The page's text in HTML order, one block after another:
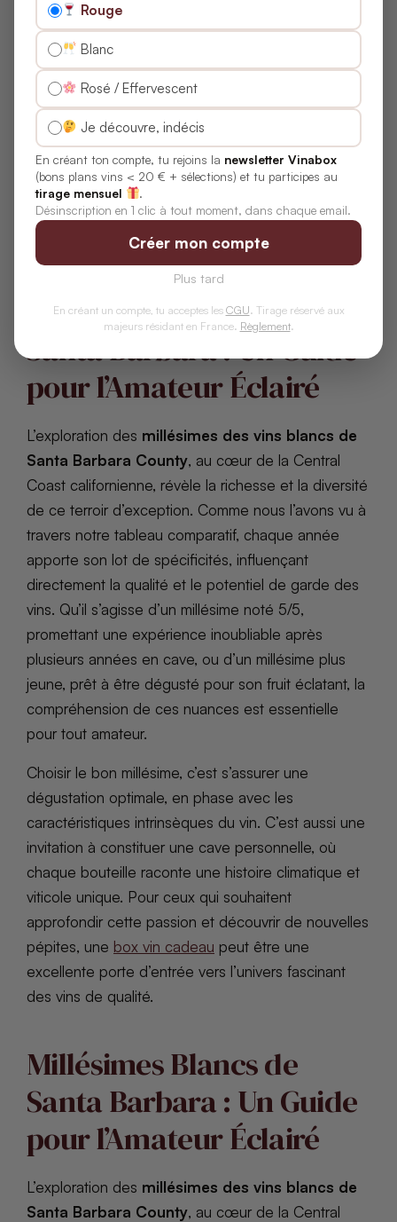
Quelles sont les principales
caractéristiques du terroir de Santa
Barbara County pour les vins blancs ?
Quels cépages blancs sont les plus
cultivés dans cette région ?
Comment le climat de Santa Barbara
County influence-t-il le profil des vins
blancs ?
Millésimes Blancs de
Santa Barbara : Un Guide
pour l’Amateur Éclairé
L’exploration des millésimes des vins blancs de
Santa Barbara County, au cœur de la Central
Coast californienne, révèle la richesse et la diversité
de ce terroir d’exception. Comme nous l’avons vu à
travers notre tableau comparatif, chaque année
apporte son lot de spécificités, influençant
directement la qualité et le potentiel de garde des
vins. Qu’il s’agisse d’un millésime noté 5/5,
promettant une expérience inoubliable après
plusieurs années en cave, ou d’un millésime plus
jeune, prêt à être dégusté pour son fruit éclatant, la
compréhension de ces nuances est essentielle
pour tout amateur.
Choisir le bon millésime, c’est s’assurer une
dégustation optimale, en phase avec les
caractéristiques intrinsèques du vin. C’est aussi une
invitation à constituer une cave personnelle, où
chaque bouteille raconte une histoire climatique et
viticole unique. Pour ceux qui souhaitent
approfondir cette passion et découvrir de nouvelles
pépites, une box vin cadeau peut être une
excellente porte d’entrée vers l’univers fascinant
des vins de qualité.
Millésimes Blancs de
Santa Barbara : Un Guide
pour l’Amateur Éclairé
L’exploration des millésimes des vins blancs de
Santa Barbara County, au cœur de la Central
Rouge
Blanc
Rosé / Effervescent
Je découvre, indécis
En créant ton compte, tu rejoins la newsletter Vinabox
(bons plans vins < 20 € + sélections) et tu participes au
tirage mensuel
.
Désinscription en 1 clic à tout moment, dans chaque email.
Créer mon compte
Plus tard
En créant un compte, tu acceptes lesCGU. Tirage réservé aux
majeurs résidant en France. Règlement.